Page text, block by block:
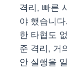
격리, 빠른
야 했습니
한 타협도
준 격리, 거
안 실행을